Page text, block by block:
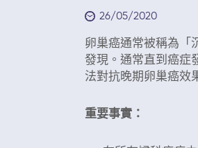
26/05/2020
卵巢癌通常被稱為「
發現。通常直到癌症
法對抗晚期卵巢癌效
重要事實：